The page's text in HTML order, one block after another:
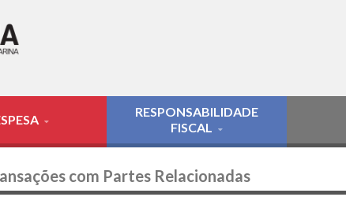
RESPONSABILIDADE
FISCAL
com Partes Relacionadas